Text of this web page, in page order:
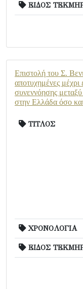
ΕΙΔΟΣ
Επιστολή του Σ.
αποτυχημένες μέχρι
συνεννόησης
στην Ελλάδα όσο
ΤΙΤΛΟΣ
ΧΡΟΝΟΛΟΓΙΑ
ΕΙΔΟΣ